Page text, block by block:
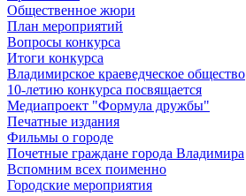
Общественное жюри
План мероприятий
Вопросы конкурса
Итоги конкурса
Владимирское краеведческое общество
10-летию конкурса посвящается
Медиапроект "Формула дружбы"
Печатные издания
Фильмы о городе
Почетные граждане города Владимира
Вспомним всех поименно
Городские мероприятия